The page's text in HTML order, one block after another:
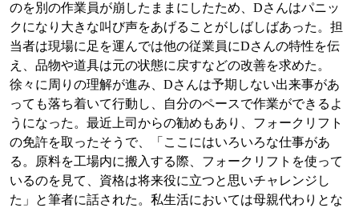
のを別の作業員が崩したままにしたため、Dさんはパニッ
クになり大きな叫び声をあげることがしばしばあった。担
当者は現場に足を運んでは他の従業員にDさんの特性を伝
え、品物や道具は元の状態に戻すなどの改善を求めた。
徐々に周りの理解が進み、 Dさんは予期しない出来事があ
っても落ち着いて行動し、自分のペースで作業ができるよ
うになった。最近上司からの勧めもあり、フォークリフト
の免許を取ったそうで、「ここにはいろいろな仕事があ
る。原料を工場内に搬入する際、フォークリフトを使って
いるのを見て、資格は将来役に立つと思いチャレンジし
た」と筆者に話された。私生活においては母親代わりとな